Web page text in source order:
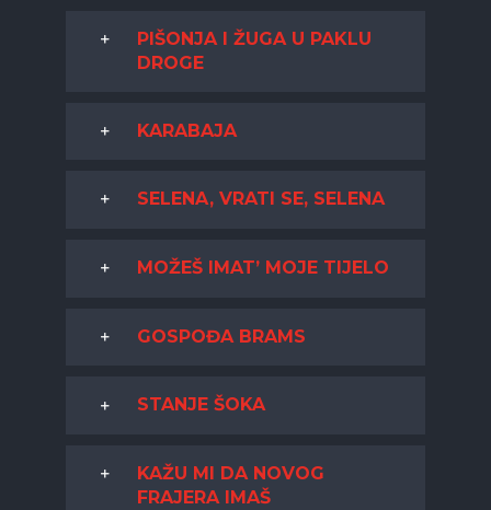
PIŠONJA I ŽUGA U PAKLU
DROGE
KARABAJA
SELENA, VRATI SE, SELENA
MOŽEŠ IMAT’ MOJE TIJELO
GOSPOĐA BRAMS
STANJE ŠOKA
KAŽU MI DA NOVOG
FRAJERA IMAŠ